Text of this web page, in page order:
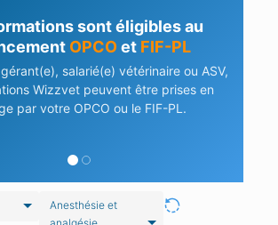
sont éligibles au
OPCOet FIF-PL
salarié(e) vétérinaire ou ASV,
Wizzvet peuvent être prises en
par votre OPCO ou le FIF-PL.
Anesthésie et